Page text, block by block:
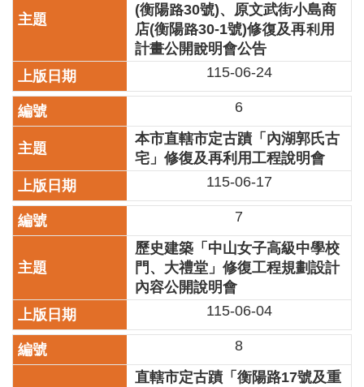
資
補
助/
申
請
案
件
政
府
公
資
訊
聯
絡
資
訊
(衡陽路30號)、原文武街小島商
店(衡陽路30-1號)修復及再利用
計畫公開說明會公告
115-06-24
6
本市直轄市定古蹟「內湖郭氏古
宅」修復及再利用工程說明會
115-06-17
7
歷史建築「中山女子高級中學校
門、大禮堂」修復工程規劃設計
內容公開說明會
115-06-04
8
直轄市定古蹟「衡陽路17號及重